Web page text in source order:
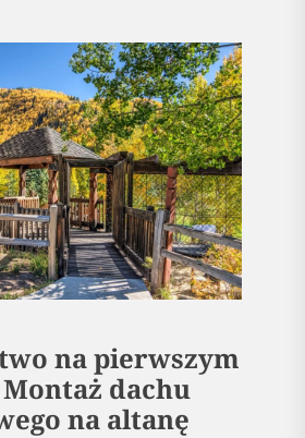
na pierwszym
dachu
na altanę